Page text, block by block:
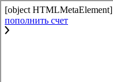
[object HTMLMetaElement]
пополнить счет